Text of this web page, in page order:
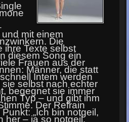
mit einem
Die
ihre Texte selbst
diesem Song ein
Frauen aus der
Männer, die statt
Intem werden
selbst nach echter
begegnet sie immer
Typ – und gibt ihm
Der Refrain
„Ich bin notgeil,
her – ja so notgeil,